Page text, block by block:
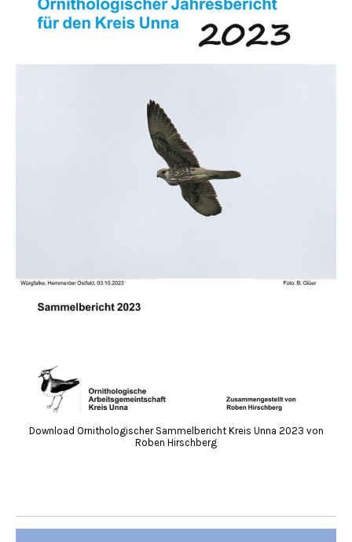
Download Ornithologischer Sammelbericht Kreis Unna 2023 von
Roben Hirschberg